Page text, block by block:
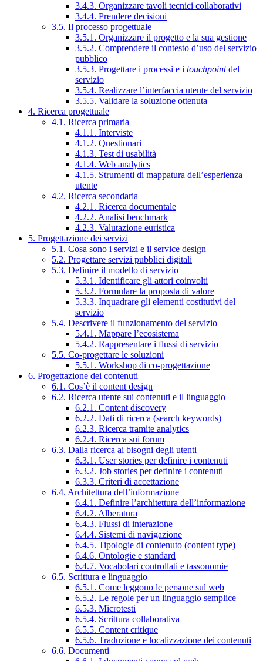
3.4.3. Organizzare tavoli tecnici collaborativi
3.4.4. Prendere decisioni
3.5. Il processo progettuale
3.5.1. Organizzare il progetto e la sua gestione
3.5.2. Comprendere il contesto d’uso del servizio
pubblico
3.5.3. Progettare i processi e i touchpointdel
servizio
3.5.4. Realizzare l’interfaccia utente del servizio
3.5.5. Validare la soluzione ottenuta
4. Ricerca progettuale
4.1. Ricerca primaria
4.1.1. Interviste
4.1.2. Questionari
4.1.3. Test di usabilità
4.1.4. Web analytics
4.1.5. Strumenti di mappatura dell’esperienza
utente
4.2. Ricerca secondaria
4.2.1. Ricerca documentale
4.2.2. Analisi benchmark
4.2.3. Valutazione euristica
5. Progettazione dei servizi
5.1. Cosa sono i servizi e il service design
5.2. Progettare servizi pubblici digitali
5.3. Definire il modello di servizio
5.3.1. Identificare gli attori coinvolti
5.3.2. Formulare la proposta di valore
5.3.3. Inquadrare gli elementi costitutivi del
servizio
5.4. Descrivere il funzionamento del servizio
5.4.1. Mappare l’ecosistema
5.4.2. Rappresentare i flussi di servizio
5.5. Co-progettare le soluzioni
5.5.1. Workshop di co-progettazione
6. Progettazione dei contenuti
6.1. Cos’è il content design
6.2. Ricerca utente sui contenuti e il linguaggio
6.2.1. Content discovery
6.2.2. Dati di ricerca (search keywords)
6.2.3. Ricerca tramite analytics
6.2.4. Ricerca sui forum
6.3. Dalla ricerca ai bisogni degli utenti
6.3.1. User stories per definire i contenuti
6.3.2. Job stories per definire i contenuti
6.3.3. Criteri di accettazione
6.4. Architettura dell’informazione
6.4.1. Definire l’architettura dell’informazione
6.4.2. Alberatura
6.4.3. Flussi di interazione
6.4.4. Sistemi di navigazione
6.4.5. Tipologie di contenuto (content type)
6.4.6. Ontologie e standard
6.4.7. Vocabolari controllati e tassonomie
6.5. Scrittura e linguaggio
6.5.1. Come leggono le persone sul web
6.5.2. Le regole per un linguaggio semplice
6.5.3. Microtesti
6.5.4. Scrittura collaborativa
6.5.5. Content critique
6.5.6. Traduzione e localizzazione dei contenuti
6.6. Documenti